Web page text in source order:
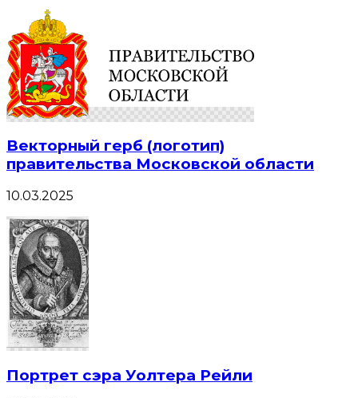
Векторный герб (логотип)
правительства Московской области
10.03.2025
Портрет сэра Уолтера Рейли